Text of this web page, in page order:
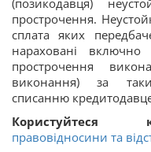
(позикодавця)
прострочення.
сплата яких
нараховані
прострочення
виконання) за
списанню
Користуйтеся
правовідносини та